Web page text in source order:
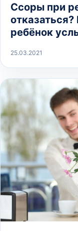
Ссоры при
ребёнок
25.03.2021